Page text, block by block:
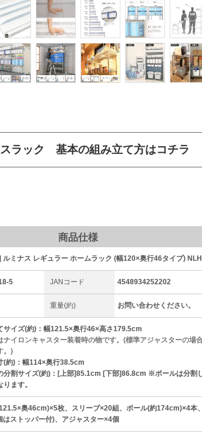
ラック 基本の組み立て方はコチラ
商品仕様
ルミナス レギュラー ホームラック (幅120×奥行46タイプ)
5 JANコード 4548934252202
重量(約) お問い合わせください。
サイズ(約)：幅121.5×奥行46×高さ179.5cm
イロンキャスター装着時の物です。(標準アジャスターの場
。)
(約)：幅114×奥行38.5cm
分割サイズ(約)：[上部]85.1cm [下部]86.8cm ※ポールは分割
ります。
奥46cm)×5枚、スリーブ×20組、ポール(約174cm)×4本
はストッパー付)、アジャスター×4個